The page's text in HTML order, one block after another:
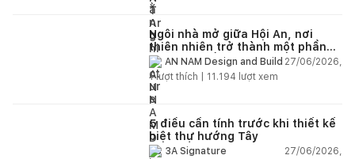
Ngôi nhà mở giữa Hội An, nơi
thiên nhiên trở thành một phần
của cuộc sống
AN NAM Design and Build 27/06/2026,
1lượt thích | 11.194 lượt xem
5 điều cần tính trước khi thiết kế
biệt thự hướng Tây
3A Signature
27/06/2026,